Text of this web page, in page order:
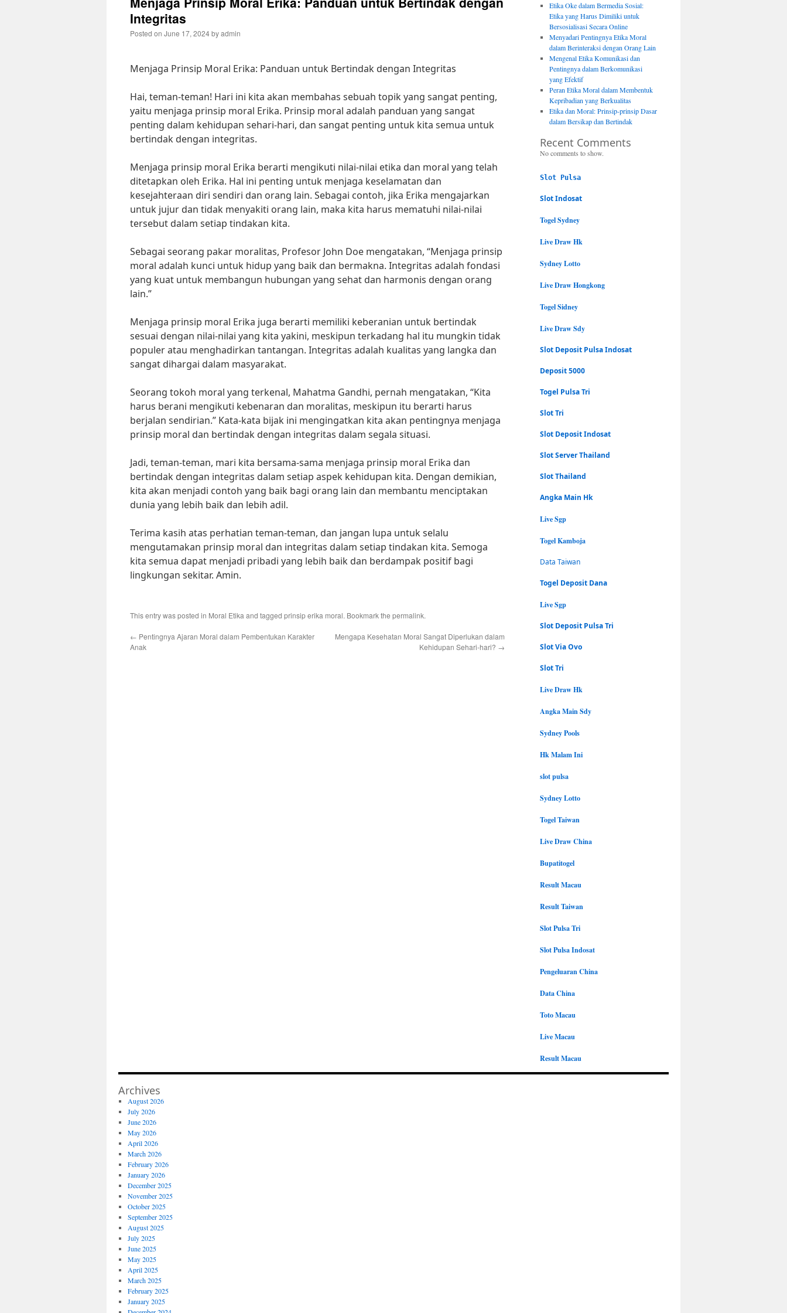
Integritas
Posted on June 17, 2024byadmin
Menjaga Prinsip Moral Erika: Panduan untuk Bertindak dengan Integritas
Hai, teman-teman! Hari ini kita akan membahas sebuah topik yang sangat penting,
yaitu menjaga prinsip moral Erika. Prinsip moral adalah panduan yang sangat
penting dalam kehidupan sehari-hari, dan sangat penting untuk kita semua untuk
bertindak dengan integritas.
Menjaga prinsip moral Erika berarti mengikuti nilai-nilai etika dan moral yang telah
ditetapkan oleh Erika. Hal ini penting untuk menjaga keselamatan dan
kesejahteraan diri sendiri dan orang lain. Sebagai contoh, jika Erika mengajarkan
untuk jujur dan tidak menyakiti orang lain, maka kita harus mematuhi nilai-nilai
tersebut dalam setiap tindakan kita.
Sebagai seorang pakar moralitas, Profesor John Doe mengatakan, “Menjaga prinsip
moral adalah kunci untuk hidup yang baik dan bermakna. Integritas adalah fondasi
yang kuat untuk membangun hubungan yang sehat dan harmonis dengan orang
lain.”
Menjaga prinsip moral Erika juga berarti memiliki keberanian untuk bertindak
sesuai dengan nilai-nilai yang kita yakini, meskipun terkadang hal itu mungkin tidak
populer atau menghadirkan tantangan. Integritas adalah kualitas yang langka dan
sangat dihargai dalam masyarakat.
Seorang tokoh moral yang terkenal, Mahatma Gandhi, pernah mengatakan, “Kita
harus berani mengikuti kebenaran dan moralitas, meskipun itu berarti harus
berjalan sendirian.” Kata-kata bijak ini mengingatkan kita akan pentingnya menjaga
prinsip moral dan bertindak dengan integritas dalam segala situasi.
Jadi, teman-teman, mari kita bersama-sama menjaga prinsip moral Erika dan
bertindak dengan integritas dalam setiap aspek kehidupan kita. Dengan demikian,
kita akan menjadi contoh yang baik bagi orang lain dan membantu menciptakan
dunia yang lebih baik dan lebih adil.
Terima kasih atas perhatian teman-teman, dan jangan lupa untuk selalu
mengutamakan prinsip moral dan integritas dalam setiap tindakan kita. Semoga
kita semua dapat menjadi pribadi yang lebih baik dan berdampak positif bagi
lingkungan sekitar. Amin.
This entry was posted in Moral Etika and tagged prinsip erika moral. Bookmark the permalink.
← Pentingnya Ajaran Moral dalam Pembentukan Karakter
Anak
Mengapa Kesehatan Moral Sangat Diperlukan dalam
Kehidupan Sehari-hari? →
Etika Oke dalam Bermedia Sosial:
Etika yang Harus Dimiliki untuk
Bersosialisasi Secara Online
Menyadari Pentingnya Etika Moral
dalam Berinteraksi dengan Orang Lain
Mengenal Etika Komunikasi dan
Pentingnya dalam Berkomunikasi
yang Efektif
Peran Etika Moral dalam Membentuk
Kepribadian yang Berkualitas
Etika dan Moral: Prinsip-prinsip Dasar
dalam Bersikap dan Bertindak
Recent Comments
No comments to show.
Slot Pulsa
Slot Indosat
Togel Sydney
Live Draw Hk
Sydney Lotto
Live Draw Hongkong
Togel Sidney
Live Draw Sdy
Slot Deposit Pulsa Indosat
Deposit 5000
Togel Pulsa Tri
Slot Tri
Slot Deposit Indosat
Slot Server Thailand
Slot Thailand
Angka Main Hk
Live Sgp
Togel Kamboja
Data Taiwan
Togel Deposit Dana
Live Sgp
Slot Deposit Pulsa Tri
Slot Via Ovo
Slot Tri
Live Draw Hk
Angka Main Sdy
Sydney Pools
Hk Malam Ini
slot pulsa
Sydney Lotto
Togel Taiwan
Live Draw China
Bupatitogel
Result Macau
Result Taiwan
Slot Pulsa Tri
Slot Pulsa Indosat
Pengeluaran China
Data China
Toto Macau
Live Macau
Result Macau
Archives
August 2026
July 2026
June 2026
May 2026
April 2026
March 2026
February 2026
January 2026
December 2025
November 2025
October 2025
September 2025
August 2025
July 2025
June 2025
May 2025
April 2025
March 2025
February 2025
January 2025